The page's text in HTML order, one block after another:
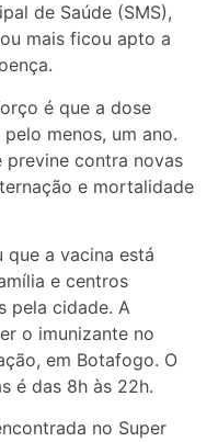
de Saúde (SMS),
mais ficou apto a
é que a dose
menos, um ano.
previne contra novas
e mortalidade
que a vacina está
e centros
pela cidade. A
o imunizante no
em Botafogo. O
é das 8h às 22h.
no Super